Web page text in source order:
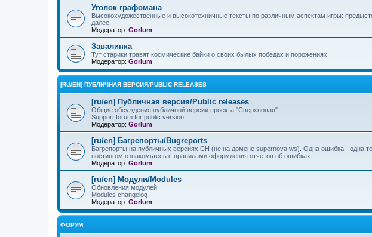
Уголок графомана
Высокохудожественные и высокотехничные тексты по различным аспектам игры:
далее
Модератор: Gorlum
Завалинка
Тут старики травят космические байки о своих былых победах и порожениях
Модератор: Gorlum
[RU/EN] ПУБЛИЧНАЯ ВЕРСИЯ/PUBLIC RELEASES
[ru/en] Публичная версия/Public releases
Общие обсуждения публичной версии проекта "Сверхновая"
Support forum for public version
Модератор: Gorlum
[ru/en] Багрепорты/Bugreports
Багрепорты на публичных версиях СН (не на домене supernova.ws). Одна ошибка - одна
постингом ознакомьтесь с правилами оформления отчетов об ошибках.
Модератор: Gorlum
[ru/en] Модули/Modules
Обновления модулей
Modules changelog
Модератор: Gorlum
ФОРУМ